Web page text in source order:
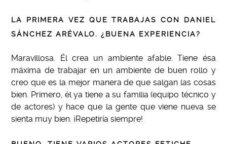
LA PRIMERA VEZ QUE TRABAJAS CON DANIEL
SÁNCHEZ ARÉVALO. ¿BUENA EXPERIENCIA?
Maravillosa. Él crea un ambiente afable. Tiene ésa
máxima de trabajar en un ambiente de buen rollo y
creo que es la mejor manera de que salgan las cosas
bien. Primero, él ya tiene a su familia (equipo técnico y
de actores) y hace que la gente que viene nueva se
sienta muy bien. ¡Repetiría siempre!